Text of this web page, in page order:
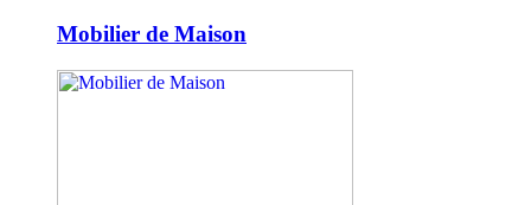
Mobilier de Maison